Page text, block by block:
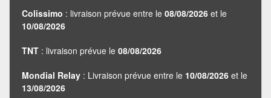
Colissimo : livraison prévue entre le 08/08/2026 et le
10/08/2026
TNT : livraison prévue le 08/08/2026
Mondial Relay : Livraison prévue entre le 10/08/2026 et le
13/08/2026